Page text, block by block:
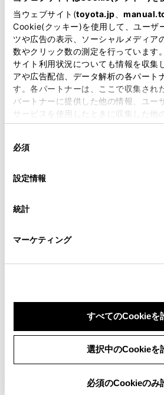
当ウェブサイト(toyota.jp
Cookie(クッキー)を使用して、ユーザ
ツや広告の表示、ソーシャルメディア
数やクリック数の測定を行っています
サイト利用状況についても情報を収集
アや広告配信、データ解析の各パート
す。各パートナーは、ここで収集され
パートナーに提供した他の情報、ユー
サービスを使用したときに収集した他
使用することがあります。当ウェブサ
デバイスにすべてのCookie(クッキー)
意したことになります。Cookie(クッ
設定の変更、同意を撤回したりするに
「Cookie（クッキー）情報の取り扱い
必須
設定情報
統計
マーケティング
すべてのCookieを
選択中のCookieを
必須のCookieのみ
必須 都道府県
市区町村名
メールアドレス